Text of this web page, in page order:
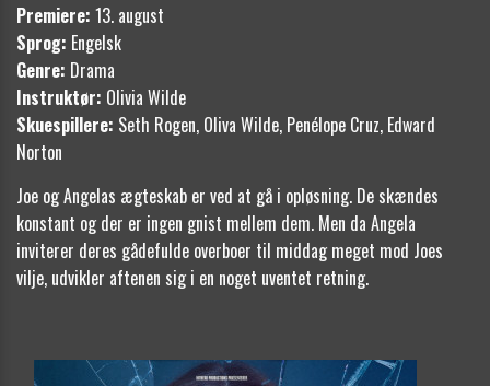
Premiere: 13. august
Sprog: Engelsk
Genre: Drama
Instruktør: Olivia Wilde
Skuespillere: Seth Rogen, Oliva Wilde, Penélope Cruz, Edward
Norton
Joe og Angelas ægteskab er ved at gå i opløsning. De skændes
konstant og der er ingen gnist mellem dem. Men da Angela
inviterer deres gådefulde overboer til middag meget mod Joes
vilje, udvikler aftenen sig i en noget uventet retning.